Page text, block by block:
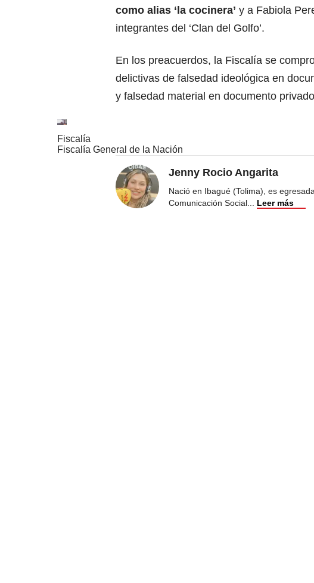
como alias ‘la cocinera’ y a Fabiola
integrantes del ‘Clan del Golfo’.
En los preacuerdos, la Fiscalía se
delictivas de falsedad ideológica en
y falsedad material en documento
Fiscalía
Fiscalía General de la Nación
Jenny Rocio Angarita
Nació en Ibagué (Tolima), es
Comunicación Social... Leer más